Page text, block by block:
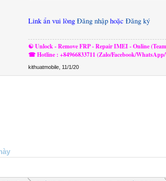
EMMC gp2 size: 0 Mb
EMMC gp3 size: 0 Mb
EMMC user area size: 14910 Mb
Internal RAM size: 128 Kb
External RAM size: 1024 Mb
Reading partition...
Reading info...
Link ẩn vui lòng Đăng nhập hoặc Đăng ký
☯ Unlock - Remove FRP - Repair IMEI - Online
☎ Hotline : +84966833711 (Zalo/Facebook/
kithuatmobile 11/1/20